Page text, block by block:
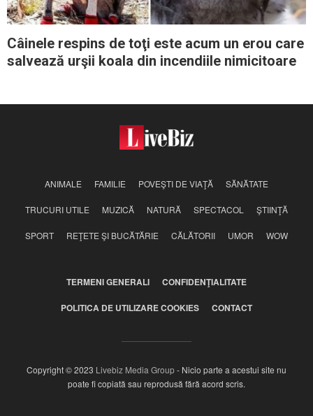
Câinele respins de toţi este acum un erou care
salvează urşii koala din incendiile nimicitoare
ANIMALE FAMILIE POVEŞTI DE VIAŢĂ SĂNĂTATE
TRUCURI UTILE MUZICĂ NATURĂ SPECTACOL ŞTIINŢĂ
SPORT REŢETE ŞI BUCĂTĂRIE CĂLĂTORII UMOR WOW
TERMENI GENERALI CONFIDENŢIALITATE
POLITICA DE UTILIZARE COOKIES CONTACT
Copyright © 2023 Livebiz Media Group- Nicio parte a acestui site nu
poate fi copiată sau reprodusă fără acord scris.